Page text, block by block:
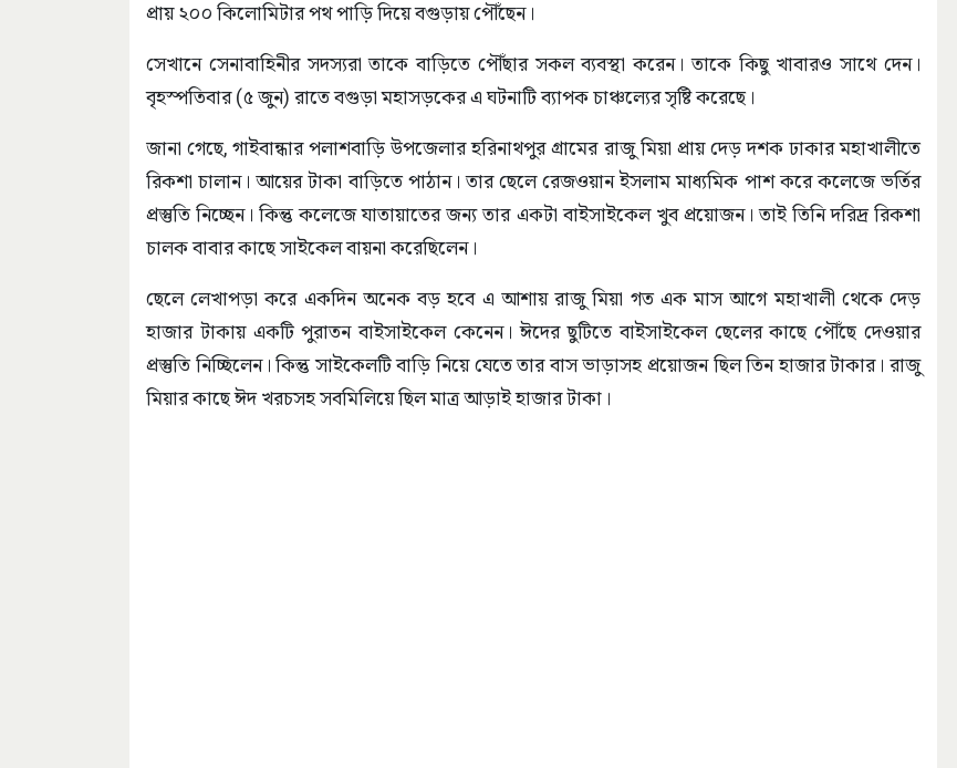
প্রায় ২০০ কিলোমিটার পথ পাড়ি দিয়ে বগুড়ায় পৌঁছেন।
সেখানে সেনাবাহিনীর সদস্যরা তাকে বাড়িতে পৌঁছার সকল ব্যবস্থা করেন। তাকে কিছু খাবারও সাথে দেন।
বৃহস্পতিবার (৫ জুন) রাতে বগুড়া মহাসড়কের এ ঘটনাটি ব্যাপক চাঞ্চল্যের সৃষ্টি করেছে।
জানা গেছে, গাইবান্ধার পলাশবাড়ি উপজেলার হরিনাথপুর গ্রামের রাজু মিয়া প্রায় দেড় দশক ঢাকার মহাখালীতে
রিকশা চালান। আয়ের টাকা বাড়িতে পাঠান। তার ছেলে রেজওয়ান ইসলাম মাধ্যমিক পাশ করে কলেজে ভর্তির
প্রস্তুতি নিচ্ছেন। কিন্তু কলেজে যাতায়াতের জন্য তার একটা বাইসাইকেল খুব প্রয়োজন। তাই তিনি দরিদ্র রিকশা
চালক বাবার কাছে সাইকেল বায়না করেছিলেন।
ছেলে লেখাপড়া করে একদিন অনেক বড় হবে এ আশায় রাজু মিয়া গত এক মাস আগে মহাখালী থেকে দেড়
হাজার টাকায় একটি পুরাতন বাইসাইকেল কেনেন। ঈদের ছুটিতে বাইসাইকেল ছেলের কাছে পৌঁছে দেওয়ার
প্রস্তুতি নিচ্ছিলেন। কিন্তু সাইকেলটি বাড়ি নিয়ে যেতে তার বাস ভাড়াসহ প্রয়োজন ছিল তিন হাজার টাকার। রাজু
মিয়ার কাছে ঈদ খরচসহ সবমিলিয়ে ছিল মাত্র আড়াই হাজার টাকা।